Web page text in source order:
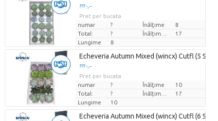
??? -,--
Pret per bucata
numar
? Înălţime
8
Total:
?
17
Lungime
8
Echeveria Autumn Mixed (wincx) Cutfl (5
??? -,--
Pret per bucata
numar
? Înălţime
10
Total:
?
17
Lungime
10
Echeveria Autumn Mixed (wincx) Cutfl (6